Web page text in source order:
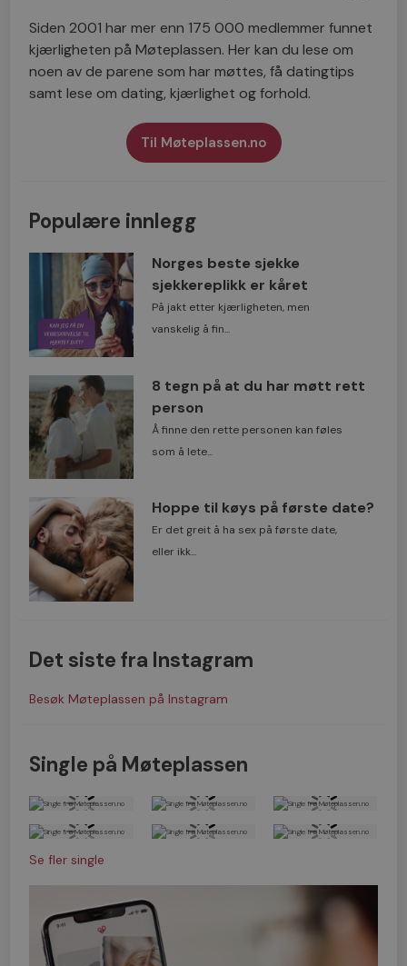
Siden 2001 har mer enn 175 000 medlemmer funnet
kjærligheten på Møteplassen. Her kan du lese om
noen av de parene som har møttes, få datingtips
samt lese om dating, kjærlighet og forhold.
Til Møteplassen.no
Populære innlegg
Norges beste sjekke
sjekkereplikk er kåret
På jakt etter kjærligheten, men
vanskelig å fin...
8 tegn på at du har møtt rett
person
Å finne den rette personen kan føles
som å lete...
Hoppe til køys på første date?
Er det greit å ha sex på første date,
eller ikk...
Det siste fra Instagram
Besøk Møteplassen på Instagram
Single på Møteplassen
Se fler single